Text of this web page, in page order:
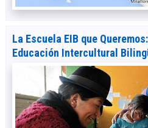
La Escuela EIB que
Educación Intercultural